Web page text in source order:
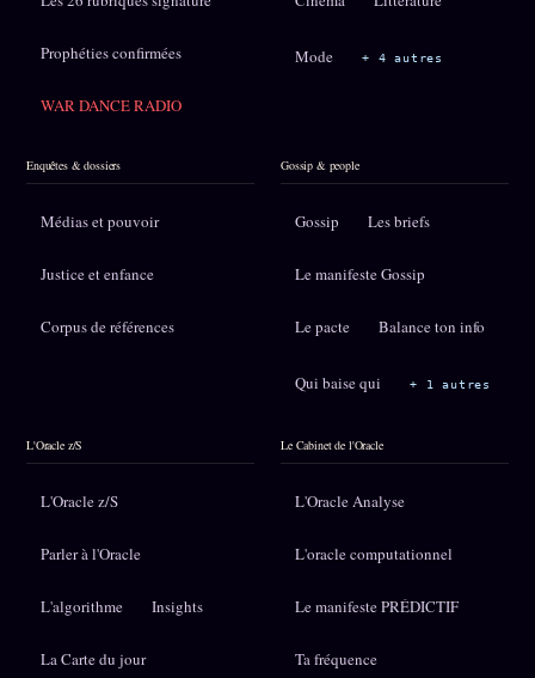
Prophéties confirmées
WAR DANCE RADIO
Mode + 4 autres
Enquêtes & dossiers
Médias et pouvoir
Justice et enfance
Corpus de références
Gossip & people
Gossip Les briefs
Le manifeste Gossip
Le pacte Balance ton info
Qui baise qui + 1 autres
L'Oracle z/S
L'Oracle z/S
Parler à l'Oracle
L'algorithme Insights
La Carte du jour
Le Cabinet de l'Oracle
L'Oracle Analyse
L'oracle computationnel
Le manifeste PRÉDICTIF
Ta fréquence